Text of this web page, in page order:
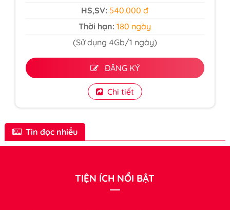
HS,SV: 540.000 đ
Thời hạn: 180 ngày
(Sử dụng 4Gb/1 ngày)
ĐĂNG KÝ
Chi tiết
Tin đọc nhiều
TIỆN ÍCH NỔI BẬT